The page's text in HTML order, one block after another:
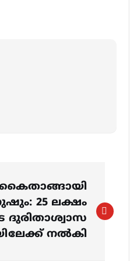
25 ലക്ഷം
ദുരിതാശ്വാസ
നല്‍കി